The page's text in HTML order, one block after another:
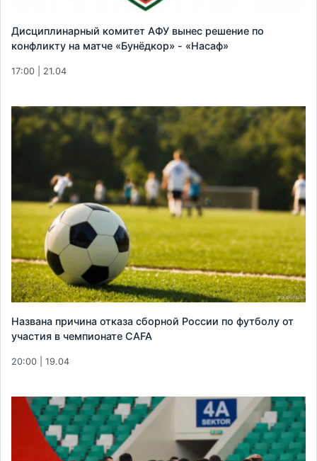
Дисциплинарный комитет АФУ вынес решение по
конфликту на матче «Бунёдкор» - «Насаф»
17:00 | 21.04
Названа причина отказа сборной России по футболу от
участия в чемпионате CAFA
20:00 | 19.04